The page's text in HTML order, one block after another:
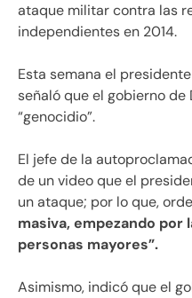
ataque militar contra las
independientes en 2014.
Esta semana el
señaló que el gobierno
“genocidio”.
El jefe de la
de un video que el
un ataque; por lo que,
masiva, empezando por
personas mayores”.
Asimismo, indicó que el